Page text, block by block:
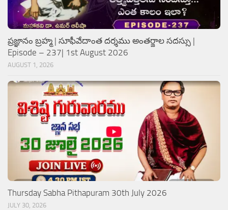
ప్రజ్ఞానం బ్రహ్మ | సూఫీవేదాంత దర్శము అంతర్జాల సదస్సు |
Episode – 237| 1st August 2026
AUGUST 1, 2026
Thursday Sabha Pithapuram 30th July 2026
JULY 30, 2026